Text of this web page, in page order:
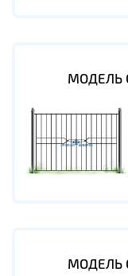
МОДЕЛЬ
МОДЕЛЬ